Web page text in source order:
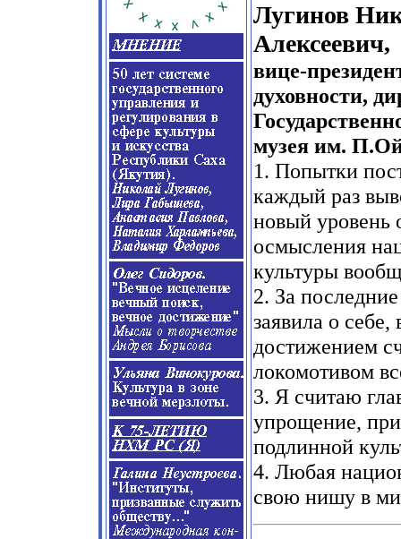
Лугинов
Алексеевич,
вице-
духовности,
музея им.
1. Попытки
каждый раз
новый уровень
осмысления
культуры
2. За
заявила о
достижением
локомотивом
3. Я считаю
упрощение,
подлинной
4. Любая
свою нишу в